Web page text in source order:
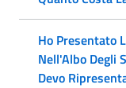
Ho Presentato
Nell'Albo Degli
Devo